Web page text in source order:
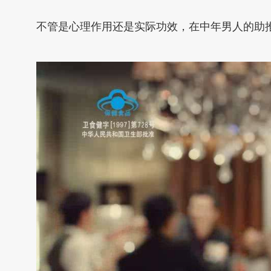
不管是心理作用还是实际功效，在中年男人的